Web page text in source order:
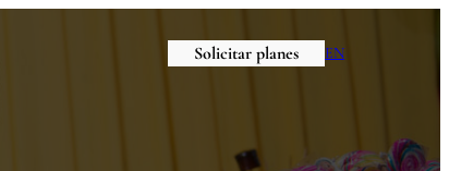
Solicitar planes EN